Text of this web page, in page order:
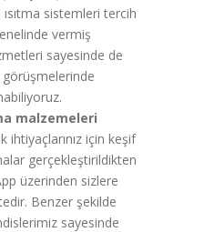
sistemleri tercih
vermiş
sayesinde de
malzemeleri
ihtiyaçlarınız için keşif
gerçekleştirildikten
üzerinden sizlere
Benzer şekilde
sayesinde